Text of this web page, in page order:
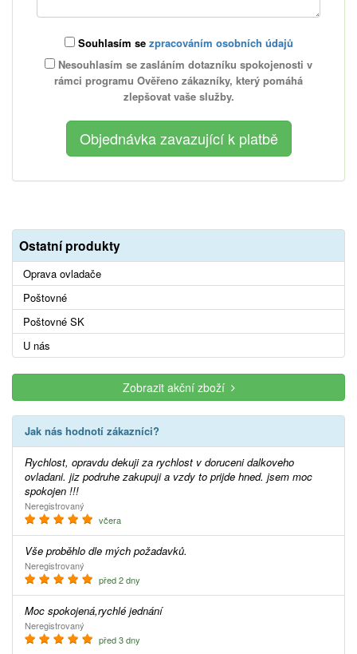
Souhlasím se zpracováním osobních údajů
Nesouhlasím se zasláním dotazníku spokojenosti v
rámci programu Ověřeno zákazníky, který pomáhá
zlepšovat vaše služby.
Ostatní produkty
Oprava ovladače
Poštovné
Poštovné SK
U nás
Zobrazit akční zboží
Jak nás hodnotí zákazníci?
Rychlost, opravdu dekuji za rychlost v doruceni dalkoveho
ovladani. jiz podruhe zakupuji a vzdy to prijde hned. jsem moc
spokojen !!!
Neregistrovaný
včera
Vše proběhlo dle mých požadavků.
Neregistrovaný
před 2 dny
Moc spokojená,rychlé jednání
Neregistrovaný
před 3 dny